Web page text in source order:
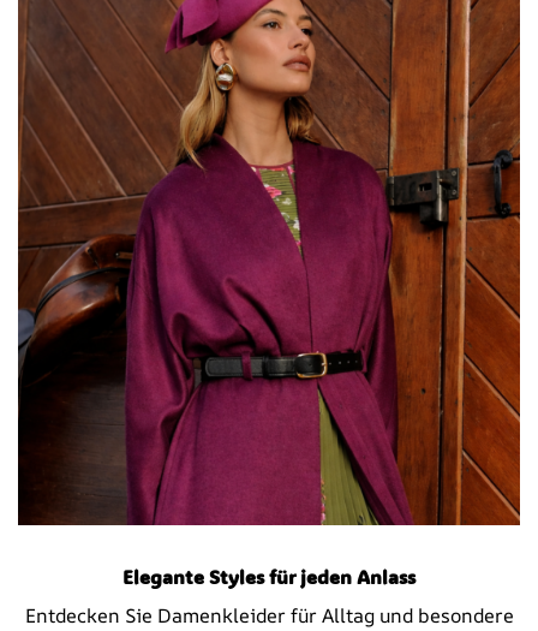
Elegante Styles für jeden Anlass
Entdecken Sie Damenkleider für Alltag und besondere